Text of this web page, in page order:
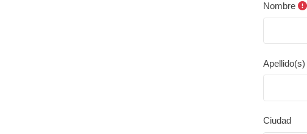
Nombre
Apellido(s)
Ciudad